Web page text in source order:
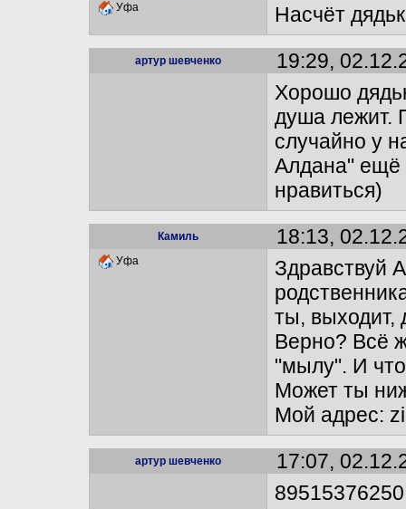
Уфа Насчёт
артур шевченко
19:29,
Хорошо
душа лежит.
случайно у
Алдана" ещё
нравиться)
Камиль 18:13,
Уфа
Здравствуй
ты, выходит,
Верно? Всё
"мылу". И
Может ты
Мой адрес:
артур шевченко
17:07,